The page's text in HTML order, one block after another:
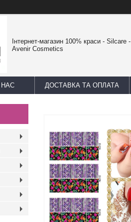
Інтернет-магазин 100% краси - Silcare -
Avenir Cosmetics
ДОСТАВКА ТА ОПЛАТА